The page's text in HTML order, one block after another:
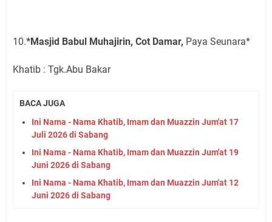
10.*Masjid Babul Muhajirin, Cot Damar, Paya Seunara*
Khatib : Tgk.Abu Bakar
BACA JUGA
Ini Nama - Nama Khatib, Imam dan Muazzin Jum'at 17
Juli 2026 di Sabang
Ini Nama - Nama Khatib, Imam dan Muazzin Jum'at 19
Juni 2026 di Sabang
Ini Nama - Nama Khatib, Imam dan Muazzin Jum'at 12
Juni 2026 di Sabang